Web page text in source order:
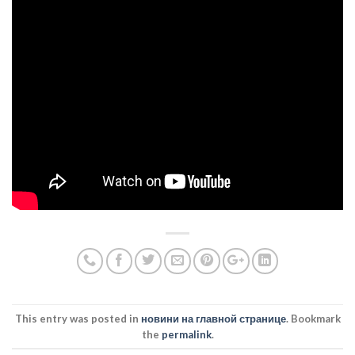
This entry was posted in новини на главной странице. Bookmark
the permalink.